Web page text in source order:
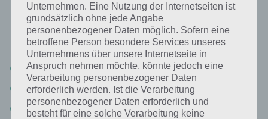
Nachfolgend findest du alle richtigen Antworten zum Sachverhalt
Man isst es im Kino in der App 94%. Die Lösung ist dabei nach den
Prozent-Werten sortiert. Hier die Antworten:
Nachos (34%)
Popcorn (32%)
Süßigkeiten (26%)
Unternehmen. Eine Nutzung der Internetseiten ist
grundsätzlich ohne jede Angabe
personenbezogener Daten möglich. Sofern eine
betroffene Person besondere Services unseres
Unternehmens über unsere Internetseite in
Anspruch nehmen möchte, könnte jedoch eine
Verarbeitung personenbezogener Daten
erforderlich werden. Ist die Verarbeitung
personenbezogener Daten erforderlich und
besteht für eine solche Verarbeitung keine